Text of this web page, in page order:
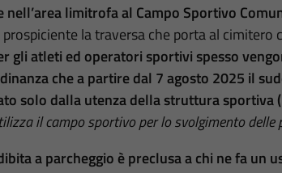
nell’area limitrofa al Campo Sportivo
la traversa che porta al cimitero
gli atleti ed operatori sportivi spesso
che a partire dal 7 agosto 2025 il
solo dalla utenza della struttura sportiva (
il campo sportivo per lo svolgimento
a parcheggio è preclusa a chi ne fa un